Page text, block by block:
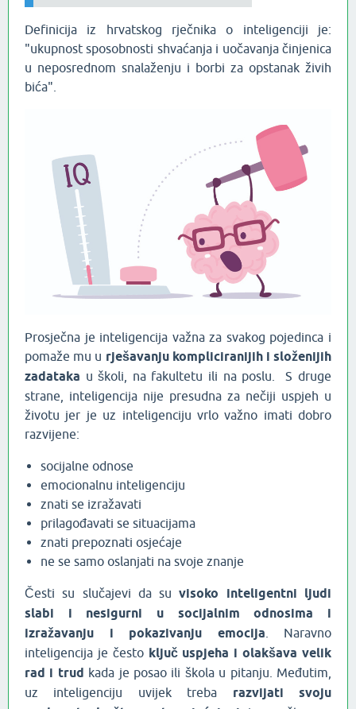
Definicija iz hrvatskog rječnika o inteligenciji je:
"ukupnost sposobnosti shvaćanja i uočavanja činjenica
u neposrednom snalaženju i borbi za opstanak živih
bića".
Prosječna je inteligencija važna za svakog pojedinca i
pomaže mu u rješavanju kompliciranijih i složenijih
zadataka u školi, na fakultetu ili na poslu. S druge
strane, inteligencija nije presudna za nečiji uspjeh u
životu jer je uz inteligenciju vrlo važno imati dobro
razvijene:
socijalne odnose
emocionalnu inteligenciju
znati se izražavati
prilagođavati se situacijama
znati prepoznati osjećaje
ne se samo oslanjati na svoje znanje
Česti su slučajevi da su visoko inteligentni ljudi
slabi i nesigurni u socijalnim odnosima i
izražavanju i pokazivanju emocija . Naravno
inteligencija je često ključ uspjeha i olakšava velik
rad i trud kada je posao ili škola u pitanju. Međutim,
uz inteligenciju uvijek treba razvijati svoju